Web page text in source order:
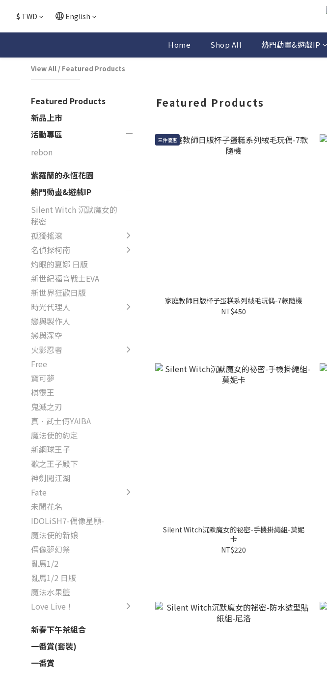
$ TWD English
Home Shop All 熱門動畫&遊戲IP
View All / Featured Products
Featured Products
新品上市
活動專區
rebon
紫羅蘭的永恆花園
熱門動畫&遊戲IP
Silent Witch 沉默魔女的
秘密
孤獨搖滾
名偵探柯南
灼眼的夏娜 日版
新世紀福音戰士EVA
新世界狂歡日版
時光代理人
戀與製作人
戀與深空
火影忍者
Free
寶可夢
棋靈王
鬼滅之刃
真·武士傳YAIBA
魔法使的約定
新網球王子
歌之王子殿下
神劍闖江湖
Fate
未聞花名
IDOLiSH7-偶像星願-
魔法使的新娘
偶像夢幻祭
亂馬1/2
亂馬1/2 日版
魔法水果籃
Love Live !
新春下午茶組合
一番賞(套裝)
一番賞
Featured Products
三件優惠
家庭教師日版杯子蛋糕系列絨毛玩偶-7款隨機
NT$450
Silent Witch沉默魔女的祕密-手機掛繩組-莫妮
卡
NT$220